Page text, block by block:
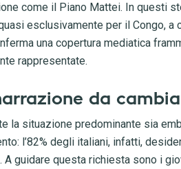
come il Piano Mattei. In questi
esclusivamente per il Congo, a
una copertura mediatica
rappresentate.
da
la situazione predominante sia
l’82% degli italiani, infatti,
A guidare questa richiesta sono i